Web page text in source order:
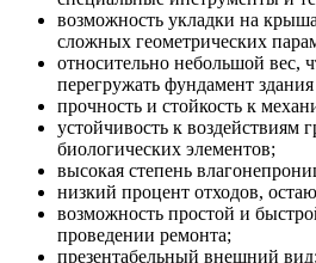
возможность укладки на
сложных геометрических
относительно небольшой вес,
перегружать фундамент
прочность и стойкость к
устойчивость к воздействиям
биологических элементов;
высокая степень
низкий процент отходов,
возможность простой и
проведении ремонта;
презентабельный внешний вид;